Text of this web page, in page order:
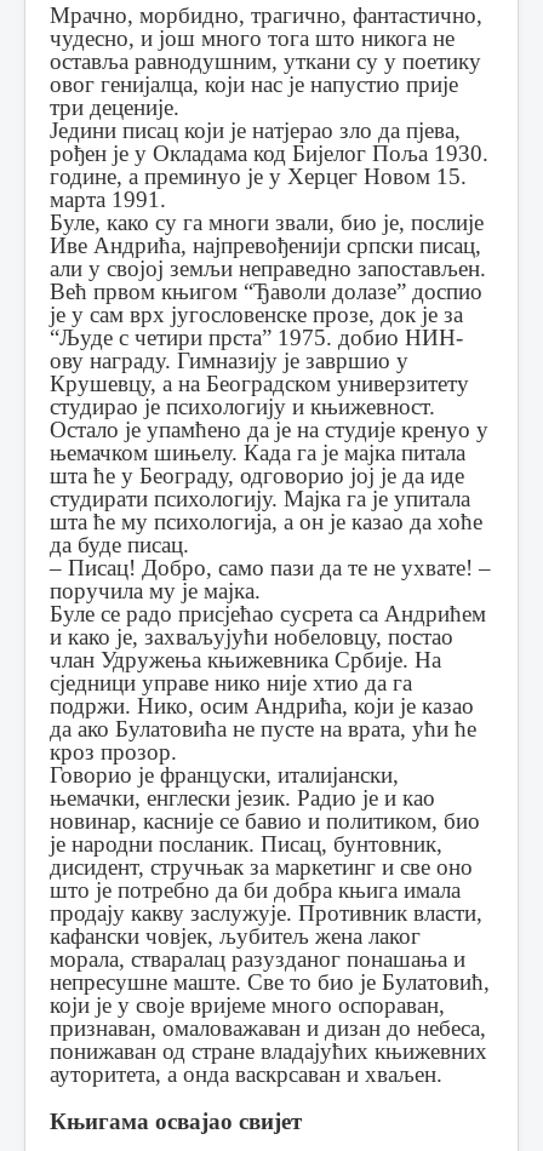
Мрачно, морбидно, трагично, фантастично,
чудесно, и још много тога што никога не
оставља равнодушним, уткани су у поетику
овог генијалца, који нас је напустио прије
три деценије.
Једини писац који је натјерао зло да пјева,
рођен је у Окладама код Бијелог Поља 1930.
године, а преминуо је у Херцег Новом 15.
марта 1991.
Буле, како су га многи звали, био је, послије
Иве Андрића, најпревођенији српски писац,
али у својој земљи неправедно запостављен.
Већ првом књигом “Ђаволи долазе” доспио
је у сам врх југословенске прозе, док је за
“Људе с четири прста” 1975. добио НИН-
ову награду. Гимназију је завршио у
Крушевцу, а на Београдском универзитету
студирао је психологију и књижевност.
Остало је упамћено да је на студије кренуо у
њемачком шињелу. Када га је мајка питала
шта ће у Београду, одговорио јој је да иде
студирати психологију. Мајка га је упитала
шта ће му психологија, а он је казао да хоће
да буде писац.
– Писац! Добро, само пази да те не ухвате! –
поручила му је мајка.
Буле се радо присјећао сусрета са Андрићем
и како је, захваљујући нобеловцу, постао
члан Удружења књижевника Србије. На
сједници управе нико није хтио да га
подржи. Нико, осим Андрића, који је казао
да ако Булатовића не пусте на врата, ући ће
кроз прозор.
Говорио је француски, италијански,
њемачки, енглески језик. Радио је и као
новинар, касније се бавио и политиком, био
је народни посланик. Писац, бунтовник,
дисидент, стручњак за маркетинг и све оно
што је потребно да би добра књига имала
продају какву заслужује. Противник власти,
кафански човјек, љубитељ жена лаког
морала, стваралац разузданог понашања и
непресушне маште. Све то био је Булатовић,
који је у своје вријеме много оспораван,
признаван, омаловажаван и дизан до небеса,
понижаван од стране владајућих књижевних
ауторитета, а онда васкрсаван и хваљен.
Књигама освајао свијет